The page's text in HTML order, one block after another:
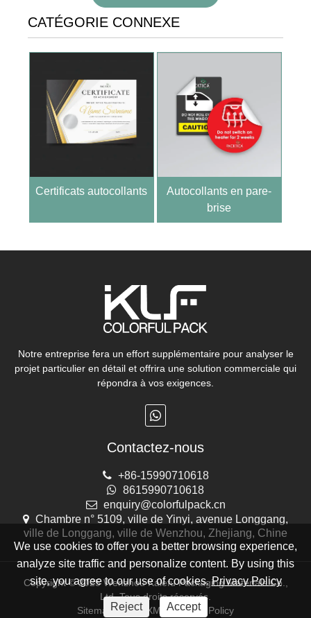
CATÉGORIE CONNEXE
Certificats autocollants
Autocollants en pare-
brise
Notre entreprise fera un effort supplémentaire pour analyser le
projet particulier en détail et offrira une solution commerciale qui
répondra à vos exigences.
Contactez-nous
+86-15990710618
8615990710618
enquiry@colorfulpack.cn
Chambre n° 5109, ville de Yinyi, avenue Longgang,
ville de Longgang, ville de Wenzhou, Zhejiang, Chine
Copyright © 2025 Wenzhou Kalefu Packaging Materials Co.,
Ltd. Tous droits réservés.
Sitemap
RSS XML Privacy Policy
We use cookies to offer you a better browsing experience,
analyze site traffic and personalize content. By using this
site, you agree to our use of cookies.Privacy Policy
Reject Accept